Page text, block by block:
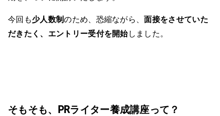
今回も少人数制のため、恐縮ながら、面接をさせていた
だきたく、エントリー受付を開始しました。
そもそも、PRライター養成講座って？